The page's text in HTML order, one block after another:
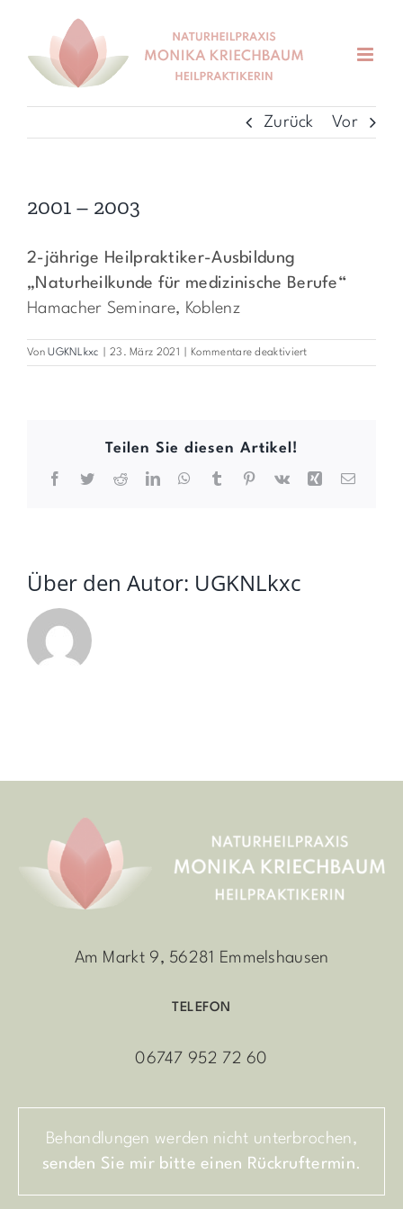
springen
Zurück Vor
2001 – 2003
2-jährige Heilpraktiker-Ausbildung
„Naturheilkunde für medizinische Berufe“
Hamacher Seminare, Koblenz
VonUGKNLkxc 23. März 2021 Kommentare deaktiviertfür
2001
Teilen Sie diesen Artikel!
Facebook
TwitterRedditLinkedInWhatsApp
Tumblr PinterestVk XingE-
Über den Autor: UGKNLkxc
Am Markt 9, 56281 Emmelshausen
TELEFON
06747 952 72 60
Behandlungen werden nicht unterbrochen,
senden Sie mir bitte einen Rückruftermin.